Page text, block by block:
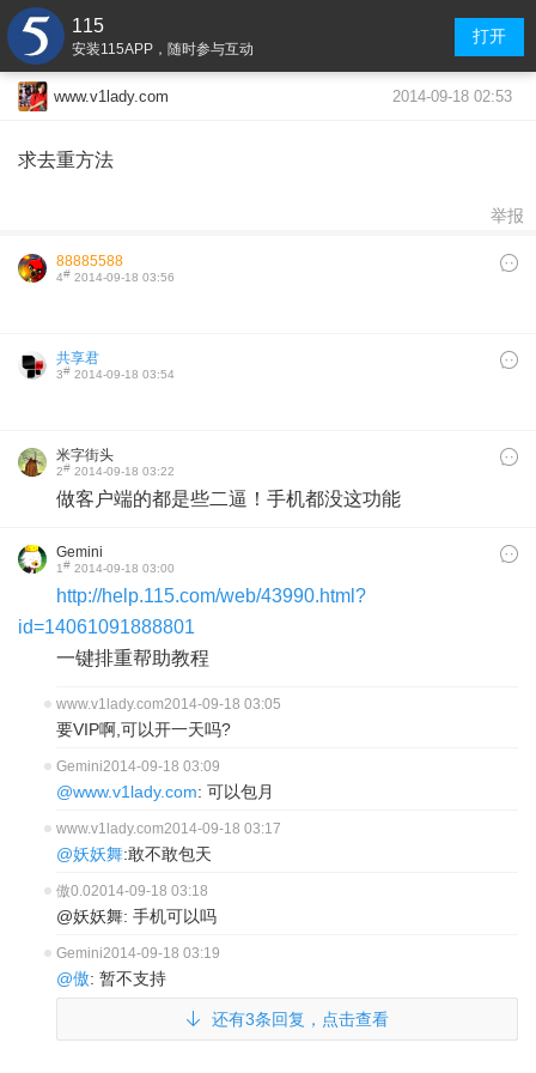
115
安装115APP，随时参与互动
打开
www.v1lady.com 2014-09-18 02:53
求去重方法
举报
88885588
4# 2014-09-18 03:56
共享君
3# 2014-09-18 03:54
米字街头
2# 2014-09-18 03:22
做客户端的都是些二逼！手机都没这功能
Gemini
1# 2014-09-18 03:00
http://help.115.com/web/43990.html?
id=14061091888801
一键排重帮助教程
www.v1lady.com2014-09-18 03:05
要VIP啊,可以开一天吗?
Gemini2014-09-18 03:09
@www.v1lady.com: 可以包月
www.v1lady.com2014-09-18 03:17
@妖妖舞:敢不敢包天
傲0.02014-09-18 03:18
@妖妖舞: 手机可以吗
Gemini2014-09-18 03:19
@傲: 暂不支持
还有3条回复，点击查看